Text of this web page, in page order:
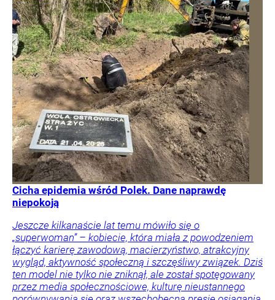
Cicha epidemia wśród Polek. Dane naprawdę
niepokoją
Jeszcze kilkanaście lat temu mówiło się o
„superwoman” – kobiecie, która miała z powodzeniem
łączyć karierę zawodową, macierzyństwo, atrakcyjny
wygląd, aktywność społeczną i szczęśliwy związek. Dziś
ten model nie tylko nie zniknął, ale został spotęgowany
przez media społecznościowe, kulturę nieustannego